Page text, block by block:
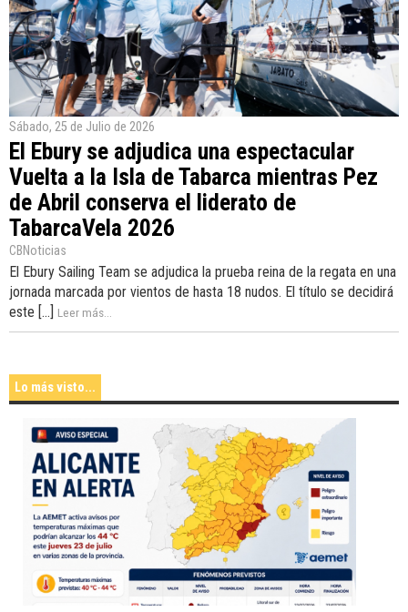
Sábado, 25 de Julio de 2026
El Ebury se adjudica una espectacular
Vuelta a la Isla de Tabarca mientras Pez
de Abril conserva el liderato de
TabarcaVela 2026
CBNoticias
El Ebury Sailing Team se adjudica la prueba reina de la regata en una
jornada marcada por vientos de hasta 18 nudos. El título se decidirá
este [...] Leer más...
Lo más visto...